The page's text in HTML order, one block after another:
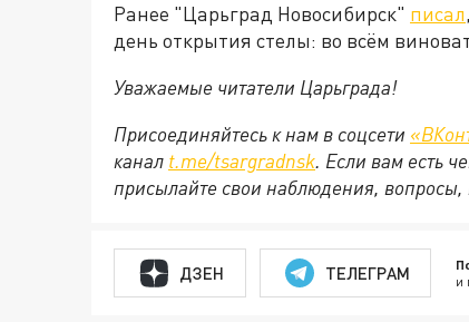
Ранее "Царьград Новосибирск" писал
день открытия стелы: во всём
Уважаемые читатели Царьграда!
Присоединяйтесь к нам в соцсети
канал t.me/tsargradnsk. Если вам есть
присылайте свои наблюдения, вопросы,
ДЗЕН ТЕЛЕГРАМ и